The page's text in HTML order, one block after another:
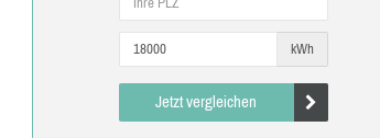
kWh
Jetzt vergleichen